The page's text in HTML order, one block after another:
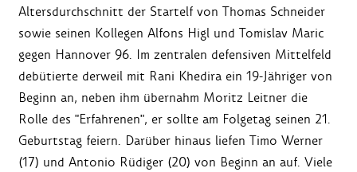
Altersdurchschnitt der Startelf von Thomas Schneider
sowie seinen Kollegen Alfons Higl und Tomislav Maric
gegen Hannover 96. Im zentralen defensiven Mittelfeld
debütierte derweil mit Rani Khedira ein 19-Jähriger von
Beginn an, neben ihm übernahm Moritz Leitner die
Rolle des "Erfahrenen", er sollte am Folgetag seinen 21.
Geburtstag feiern. Darüber hinaus liefen Timo Werner
(17) und Antonio Rüdiger (20) von Beginn an auf. Viele